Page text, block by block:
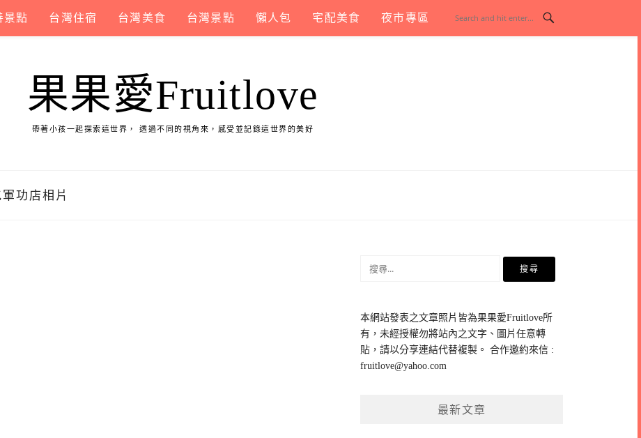
景點 台灣住宿 台灣美食 台灣景點 懶人包 宅配美食 夜市專區
果果愛Fruitlove
帶著小孩一起探索這世界， 透過不同的視角來，感受並記錄這世界的美好
功店相片
鍵
字:
本網站發表之文章照片皆為果果愛Fruitlove所
有，未經授權勿將站內之文字、圖片任意轉
貼，請以分享連結代替複製。 合作邀約來信 :
fruitlove@yahoo.com
最新文章